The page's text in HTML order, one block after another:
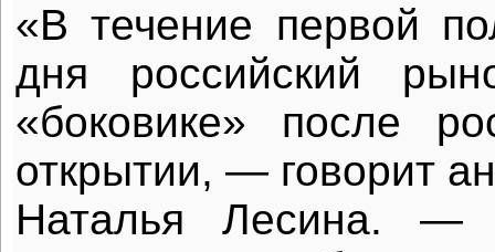
«В течение первой
дня российский
«боковике» после
открытии, — говорит
Наталья Лесина. —